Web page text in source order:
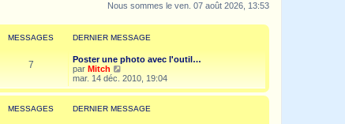
Nous sommes le ven. 07 août 2026, 13:53
MESSAGES DERNIER MESSAGE
7
Poster une photo avec l'outil…
par Mitch
o
i
r
l
mar. 14 déc. 2010, 19:04
MESSAGES DERNIER MESSAGE